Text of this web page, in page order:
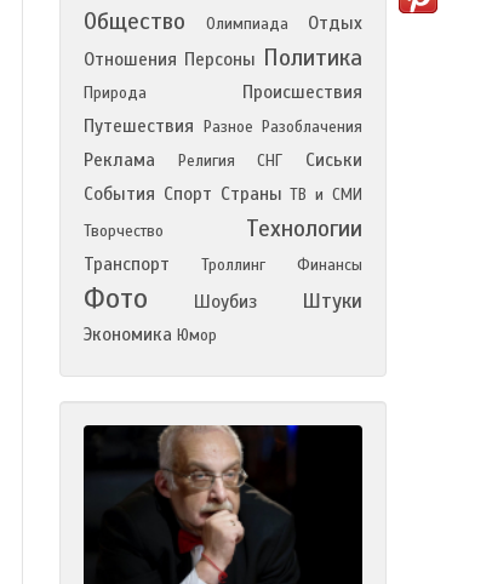
Общество Олимпиада
Отдых
Отношения Персоны Политика
Природа
Происшествия
Путешествия
Разное Разоблачения
Реклама Религия СНГ
Сиськи
События Спорт Страны ТВ и СМИ
Творчество
Технологии
Транспорт Троллинг Финансы
Фото Шоубиз Штуки
Экономика Юмор